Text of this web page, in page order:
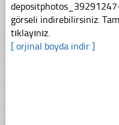
görseli indirebilirsiniz.
tıklayınız.
[ orjinal boyda indir ]